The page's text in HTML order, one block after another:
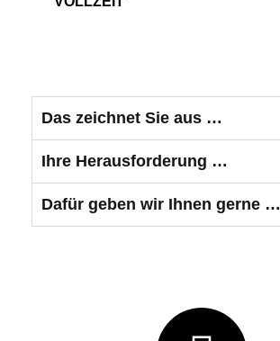
Das zeichnet Sie aus …
Ihre Herausforderung …
Dafür geben wir Ihnen gerne …